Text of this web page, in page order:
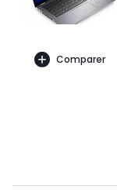
Comparer